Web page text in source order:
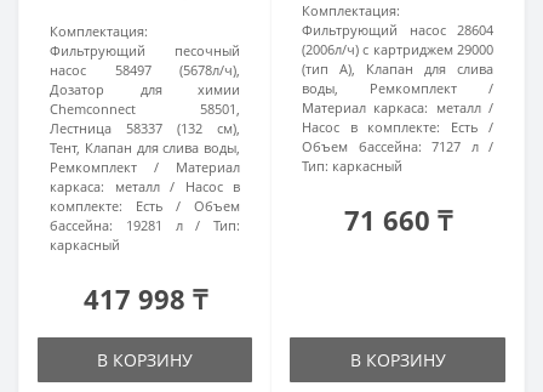
Комплектация:
Фильтрующий песочный
насос 58497 (5678л/ч),
Дозатор для химии
Chemconnect 58501,
Лестница 58337 (132 см),
Тент, Клапан для слива воды,
Ремкомплект
Материал
каркаса:
металл
Насос в
комплекте:
Есть
Объем
бассейна:
19281 л
Тип:
каркасный
417 998 ₸
В КОРЗИНУ
Комплектация:
Фильтрующий насос 28604
(2006л/ч) с картриджем 29000
(тип A), Клапан для слива
воды, Ремкомплект
Материал каркаса: металл
Насос в комплекте:
Есть
Объем бассейна: 7127 л
Тип: каркасный
71 660 ₸
В КОРЗИНУ